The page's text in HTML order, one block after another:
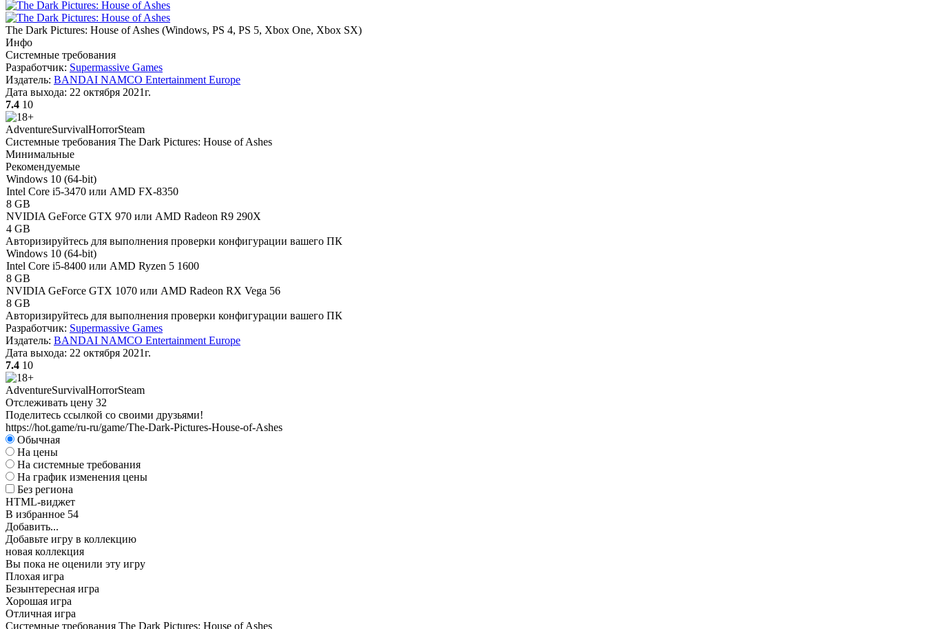
The Dark Pictures: House of Ashes (Windows, PS 4, PS 5, Xbox One, Xbox SX)
Инфо
Системные требования
Разработчик: Supermassive Games
Издатель: BANDAI NAMCO Entertainment Europe
Дата выхода: 22 октября 2021г.
7.4 10
AdventureSurvivalHorrorSteam
Системные требования The Dark Pictures: House of Ashes
Минимальные
Рекомендуемые
Windows 10 (64-bit)
Intel Core i5-3470 или AMD FX-8350
8 GB
NVIDIA GeForce GTX 970 или AMD Radeon R9 290X
4 GB
Авторизируйтесь для выполнения проверки конфигурации вашего ПК
Windows 10 (64-bit)
Intel Core i5-8400 или AMD Ryzen 5 1600
8 GB
NVIDIA GeForce GTX 1070 или AMD Radeon RX Vega 56
8 GB
Авторизируйтесь для выполнения проверки конфигурации вашего ПК
Разработчик: Supermassive Games
Издатель: BANDAI NAMCO Entertainment Europe
Дата выхода: 22 октября 2021г.
7.4 10
AdventureSurvivalHorrorSteam
Отслеживать цену 32
Поделитесь ссылкой со своими друзьями!
https://hot.game/ru-ru/game/The-Dark-Pictures-House-of-Ashes
Обычная
На цены
На системные требования
На график изменения цены
Без региона
HTML-виджет
В избранное 54
Добавить...
Добавьте игру в коллекцию
новая коллекция
Вы пока не оценили эту игру
Плохая игра
Безынтересная игра
Хорошая игра
Отличная игра
Системные требования The Dark Pictures: House of Ashes